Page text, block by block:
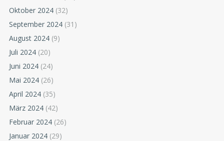
Oktober 2024 (32)
September 2024 (31)
August 2024 (9)
Juli 2024 (20)
Juni 2024 (24)
Mai 2024 (26)
April 2024 (35)
März 2024 (42)
Februar 2024 (26)
Januar 2024 (29)